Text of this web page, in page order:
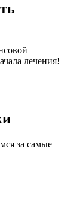
лечения!
за самые